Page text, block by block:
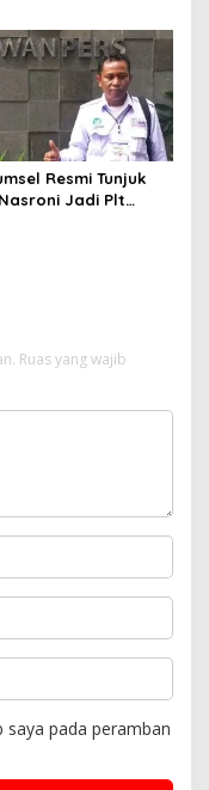
Resmi Tunjuk
Jadi Plt
Ruas yang wajib
saya pada peramban